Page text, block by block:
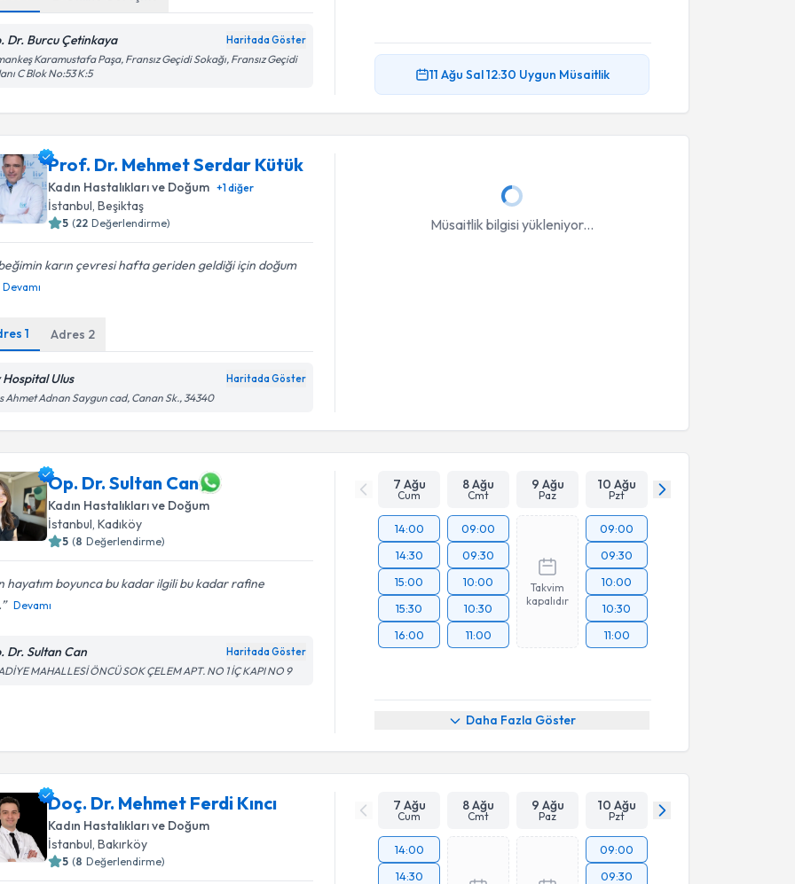
Dr. Burcu Çetinkaya Haritada Göster
Karamustafa Paşa, Fransız Geçidi Sokağı, Fransız Geçidi
C Blok No:53 K:5
11 Ağu Sal12:30 Uygun Müsaitlik
Prof. Dr. Mehmet Serdar Kütük
Kadın Hastalıkları ve Doğum +1diğer
İstanbul, Beşiktaş
5 (22 Değerlendirme)
karın çevresi hafta geriden geldiği için doğum
Devamı
1 Adres 2
Hospital Ulus Haritada Göster
Ahmet Adnan Saygun cad, Canan Sk., 34340
Müsaitlik bilgisi yükleniyor...
Op. Dr. Sultan Can
Kadın Hastalıkları ve Doğum
İstanbul, Kadıköy
5 (8 Değerlendirme)
hayatım boyunca bu kadar ilgili bu kadar rafine
Devamı
Dr. Sultan Can Haritada Göster
MAHALLESİ ÖNCÜ SOK ÇELEM APT. NO 1 İÇ KAPI NO 9
7 Ağu
Cum
8 Ağu
Cmt
9 Ağu
Paz
10 Ağu
Pzt
14:00
14:30
15:00
15:30
16:00
09:00
09:30
10:00
10:30
11:00
Takvim
kapalıdır
09:00
09:30
10:00
10:30
11:00
Daha Fazla Göster
Doç. Dr. Mehmet Ferdi Kıncı
Kadın Hastalıkları ve Doğum
İstanbul , Bakırköy
5 (8 Değerlendirme)
7 Ağu
Cum
8 Ağu
Cmt
9 Ağu
Paz
10 Ağu
Pzt
14:00
14:30
09:00
09:30